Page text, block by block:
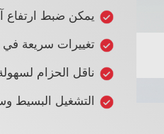
يمكن ضبط ارتفاع
تغييرات سريعة
ناقل الحزام
التشغيل البسيط